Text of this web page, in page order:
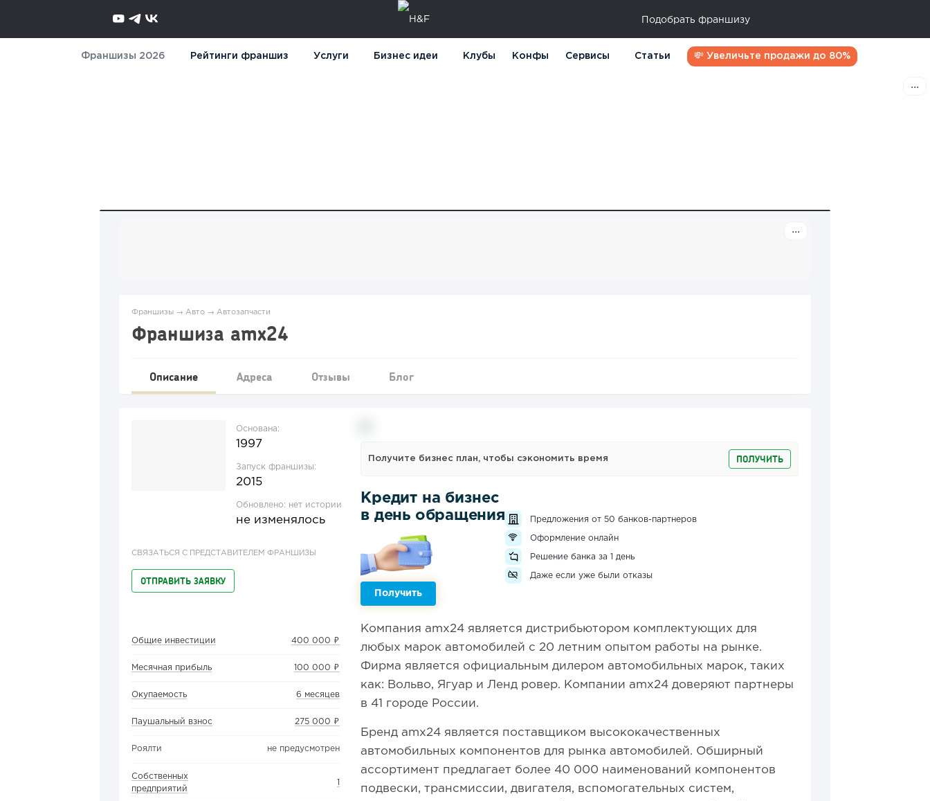
Подобрать франшизу
Франшизы 2026 Рейтинги франшиз Услуги Бизнес идеи Клубы Конфы Сервисы Статьи 💸 Увеличьте продажи до 80%
Франшизы → Авто → Автозапчасти
Франшиза amx24
Описание Адреса Отзывы Блог
Основана:
1997
Запуск франшизы:
2015
Обновлено: нет истории
не изменялось
СВЯЗАТЬСЯ С ПРЕДСТАВИТЕЛЕМ ФРАНШИЗЫ
ОТПРАВИТЬ ЗАЯВКУ
Общие инвестиции 400 000 ₽
Месячная прибыль 100 000 ₽
Окупаемость 6 месяцев
Паушальный взнос 275 000 ₽
Роялти не предусмотрен
Собственных
предприятий
1
Получите бизнес план, чтобы сэкономить время ПОЛУЧИТЬ
Кредит на бизнес
в день обращения
Получить
Предложения от 50 банков-партнеров
Оформление онлайн
Решение банка за 1 день
Даже если уже были отказы
Компания amx24 является дистрибьютором комплектующих для
любых марок автомобилей с 20 летним опытом работы на рынке.
Фирма является официальным дилером автомобильных марок, таких
как: Вольво, Ягуар и Ленд ровер. Компании amx24 доверяют партнеры
в 41 городе России.
Бренд amx24 является поставщиком высококачественных
автомобильных компонентов для рынка автомобилей. Обширный
ассортимент предлагает более 40 000 наименований компонентов
подвески, трансмиссии, двигателя, вспомогательных систем,